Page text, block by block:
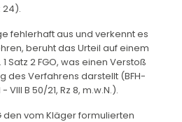
24).
fehlerhaft aus und verkennt es
beruht das Urteil auf einem
Satz 2 FGO, was einen Verstoß
des Verfahrens darstellt (BFH-
VIII B 50/21, Rz 8, m.w.N.).
den vom Kläger formulierten